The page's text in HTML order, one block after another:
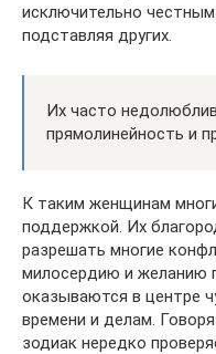
исключительно
подставляя других.
Их часто
прямолинейность и
К таким женщинам
поддержкой. Их
разрешать многие
милосердию и желанию
оказываются в центре
времени и делам.
зодиак нередко